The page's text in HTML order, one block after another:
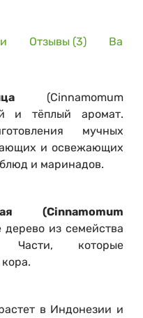
Отзывы (3)
(Cinnamomum
и тёплый аромат.
мучных
и освежающих
и маринадов.
(Cinnamomum
дерево из семейства
Части, которые
в Индонезии и